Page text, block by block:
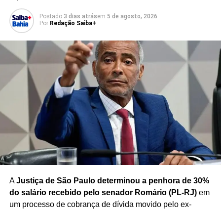
entre os diferentes níveis de governo e o papel da União
no enfrentamento da criminalidade.
Caso a proposta avance, a criação do Ministério da
Segurança dependerá da tramitação e aprovação das
medidas necessárias no Congresso Nacional, além dos
procedimentos legais para implementação da nova
estrutura.
Redação Saiba+
Postado 3 dias atrásem 5 de agosto, 2026
Por Redação Saiba+
AJustiça de São Paulo determinou a penhora de 30%
do salário recebido pelo senador Romário (PL-RJ)em
um processo de cobrança de dívida movido pelo ex-